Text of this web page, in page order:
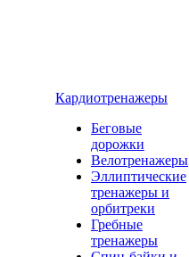
Кардиотренажеры
Беговые
дорожки
Велотренажеры
Эллиптические
тренажеры и
орбитреки
Гребные
тренажеры